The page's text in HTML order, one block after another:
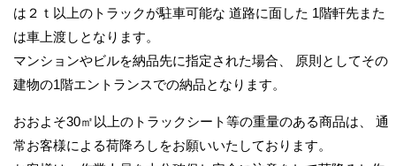
は２ｔ以上のトラックが駐車可能な 道路に面した 1階軒先また
は車上渡しとなります。
マンションやビルを納品先に指定された場合、 原則としてその
建物の1階エントランスでの納品となります。
おおよそ30㎡以上のトラックシート等の重量のある商品は、 通
常お客様による荷降ろしをお願いいたしております。